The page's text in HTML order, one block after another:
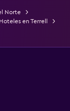
Norte
Hoteles en Terrell